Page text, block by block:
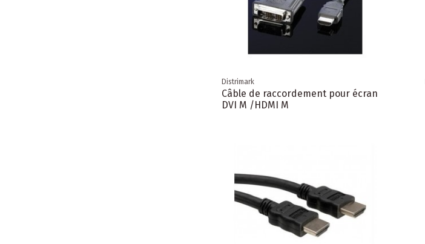
Distrimark
Câble de raccordement pour écran
DVI M /HDMI M